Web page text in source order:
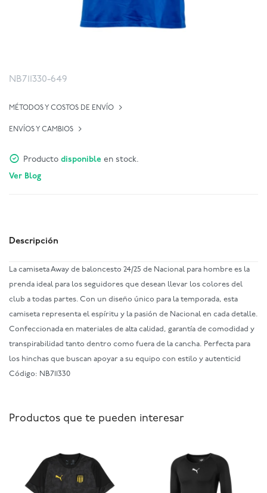
NB711330-649
MÉTODOS Y COSTOS DE ENVÍO
ENVÍOS Y CAMBIOS
Producto disponible en stock.
Ver Blog
Descripción
La camiseta Away de baloncesto 24/25 de Nacional para hombre es la
prenda ideal para los seguidores que desean llevar los colores del
club a todas partes. Con un diseño único para la temporada, esta
camiseta representa el espíritu y la pasión de Nacional en cada detalle.
Confeccionada en materiales de alta calidad, garantía de comodidad y
transpirabilidad tanto dentro como fuera de la cancha. Perfecta para
los hinchas que buscan apoyar a su equipo con estilo y autenticid
Código: NB711330
Productos que te pueden interesar